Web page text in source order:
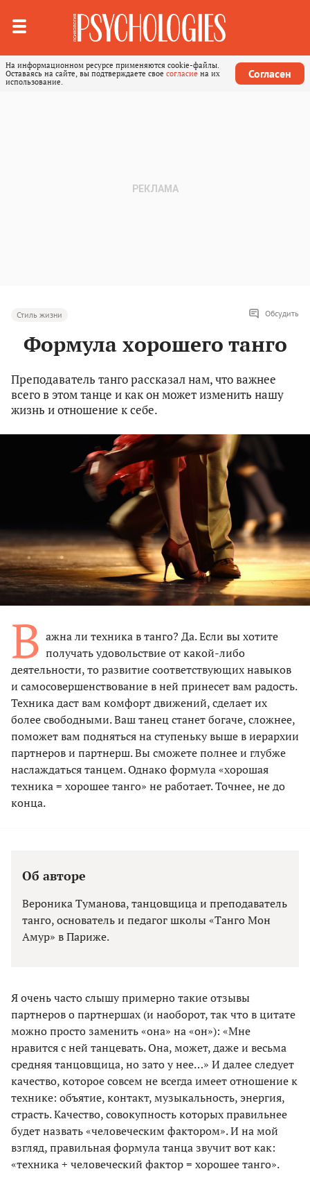
На информационном ресурсе применяются cookie-файлы.
Оставаясь на сайте, вы подтверждаете свое согласие на их
использование.
Согласен
Стиль жизни Обсудить
Формула хорошего танго
Преподаватель танго рассказал нам, что важнее
всего в этом танце и как он может изменить нашу
жизнь и отношение к себе.
В ажна ли техника в танго? Да. Если вы хотите
получать удовольствие от какой-либо
деятельности, то развитие соответствующих навыков
и самосовершенствование в ней принесет вам радость.
Техника даст вам комфорт движений, сделает их
более свободными. Ваш танец станет богаче, сложнее,
поможет вам подняться на ступеньку выше в иерархии
партнеров и партнерш. Вы сможете полнее и глубже
наслаждаться танцем. Однако формула «хорошая
техника = хорошее танго» не работает. Точнее, не до
конца.
Об авторе
Вероника Туманова, танцовщица и преподаватель
танго, основатель и педагог школы «Танго Мон
Амур» в Париже.
Я очень часто слышу примерно такие отзывы
партнеров о партнершах (и наоборот, так что в цитате
можно просто заменить «она» на «он»): «Мне
нравится с ней танцевать. Она, может, даже и весьма
средняя танцовщица, но зато у нее…» И далее следует
качество, которое совсем не всегда имеет отношение к
технике: объятие, контакт, музыкальность, энергия,
страсть. Качество, совокупность которых правильнее
будет назвать «человеческим фактором». И на мой
взгляд, правильная формула танца звучит вот как:
«техника + человеческий фактор = хорошее танго».